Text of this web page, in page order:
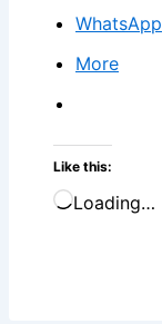
WhatsApp
More
Like this:
Loading…